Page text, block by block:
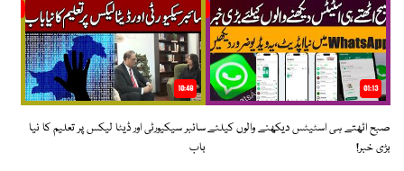
01:13
صبح اٹھتے ہی اسٹیٹس دیکھنے والوں کیلئے
بڑی خبر!
10:48
سائبر سیکیورٹی اور ڈیٹا لیکس پر تعلیم کا نیا
باب